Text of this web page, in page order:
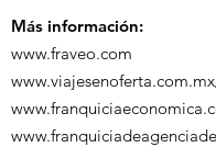
Más información:
www.fraveo.com